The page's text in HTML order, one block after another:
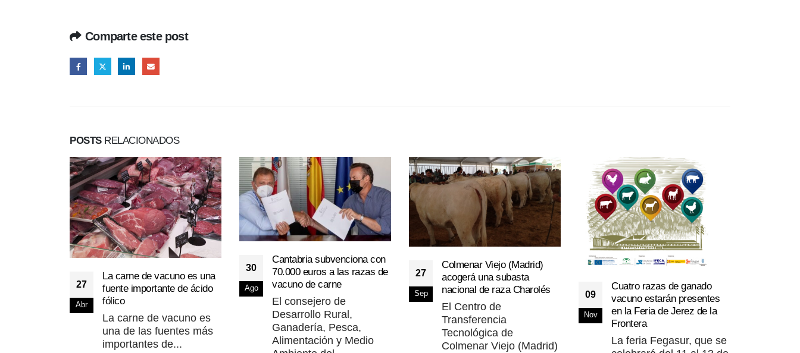
Comparte este post
POSTSRELACIONADOS
27
Abr
La carne de vacuno es una
fuente importante de ácido
fólico
La carne de vacuno es
una de las fuentes más
importantes de...
30
Ago
Cantabria subvenciona con
70.000 euros a las razas de
vacuno de carne
El consejero de
Desarrollo Rural,
Ganadería, Pesca,
Alimentación y Medio
27
Sep
Colmenar Viejo (Madrid)
acogerá una subasta
nacional de raza Charolés
El Centro de
Transferencia
Tecnológica de
Colmenar Viejo (Madrid)
09
Nov
Cuatro razas de ganado
vacuno estarán presentes
en la Feria de Jerez de la
Frontera
La feria Fegasur, que se